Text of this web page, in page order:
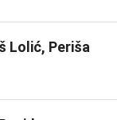
Lolić, Periša